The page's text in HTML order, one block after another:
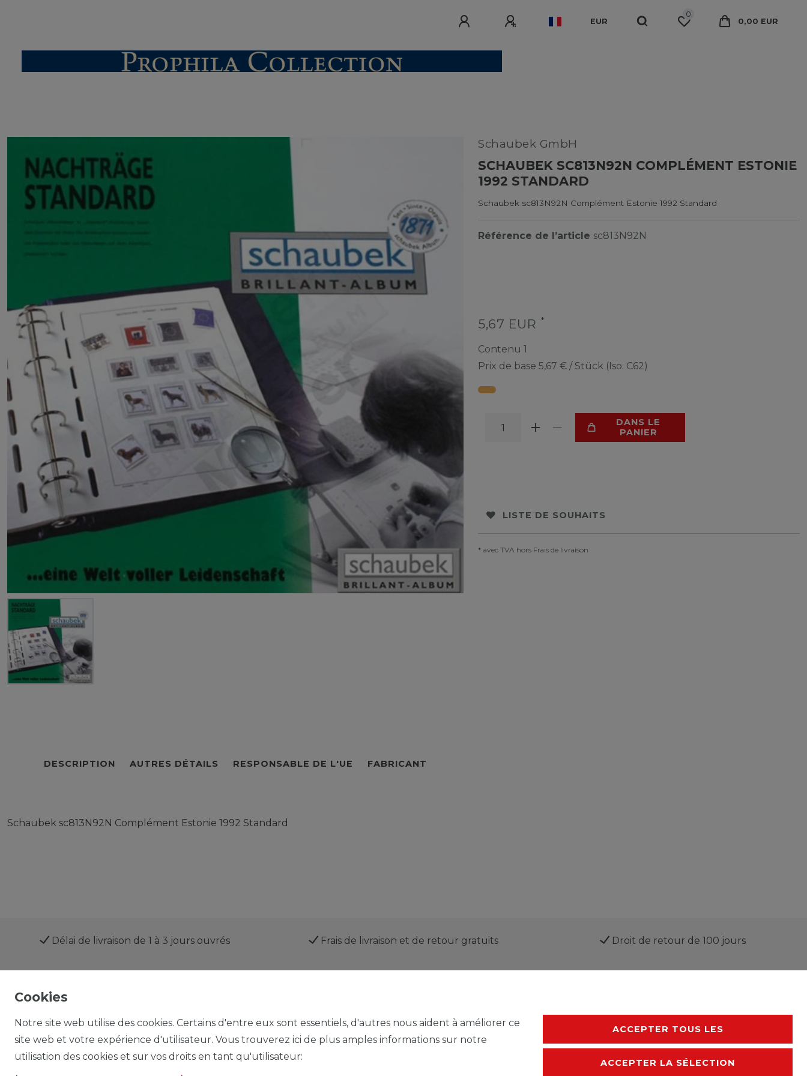
EUR
0
0,00 EUR
Schaubek GmbH
SCHAUBEK SC813N92N COMPLÉMENT ESTONIE
1992 STANDARD
Schaubek sc813N92N Complément Estonie 1992 Standard
Référence de l’article sc813N92N
5,67 EUR *
Contenu 1
Prix de base 5,67 € / Stück (Iso: C62)
DANS LE
PANIER
LISTE DE SOUHAITS
* avec TVA hors Frais de livraison
DESCRIPTION AUTRES DÉTAILS RESPONSABLE DE L'UE FABRICANT
Schaubek sc813N92N Complément Estonie 1992 Standard
Délai de livraison de 1 à 3 jours ouvrés Frais de livraison et de retour gratuits Droit de retour de 100 jours
Boutique
Formulaire de rétractation
Cookies
Notre site web utilise des cookies. Certains d'entre eux sont essentiels, d'autres nous aident à améliorer ce
site web et votre expérience d'utilisateur. Vous trouverez ici de plus amples informations sur notre
utilisation des cookies et sur vos droits en tant qu'utilisateur:
ACCEPTER TOUS LES
ACCEPTER LA SÉLECTION